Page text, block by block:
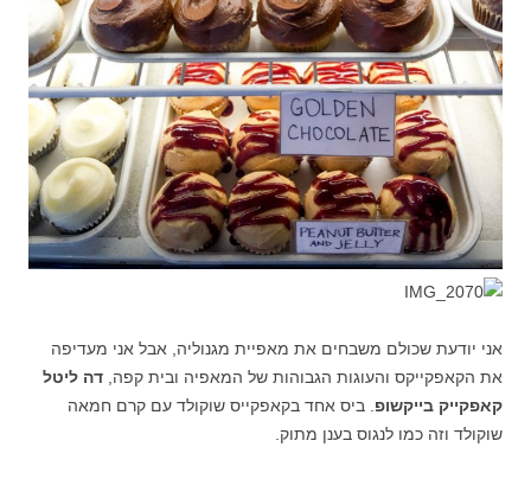
אני יודעת שכולם משבחים את מאפיית מגנוליה, אבל אני מעדיפה
את הקאפקייקס והעוגות הגבוהות של המאפיה ובית קפה, דה ליטל
קאפקייק בייקשופ. ביס אחד בקאפקייס שוקולד עם קרם חמאה
שוקולד וזה כמו לנגוס בענן מתוק.